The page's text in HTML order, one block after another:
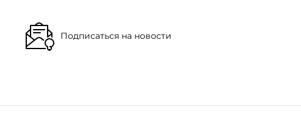
Подписаться на новости